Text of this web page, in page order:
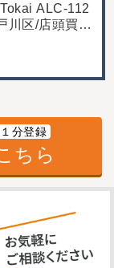
ALC-112
川区/店頭買
分登録
ちら